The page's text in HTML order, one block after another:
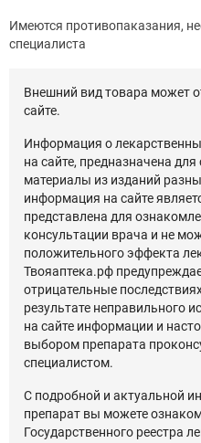
Имеются противопаказания,
специалиста
Внешний вид товара может
сайте.
Информация о
на сайте, предназначена
материалы из изданий
информация на сайте
представлена для
консультации врача и не
положительного эффекта
Твояаптека.рф
отрицательные
результате неправильного
на сайте информации и
выбором препарата
специалистом.
С подробной и актуальной
препарат вы можете
Государственного реестра